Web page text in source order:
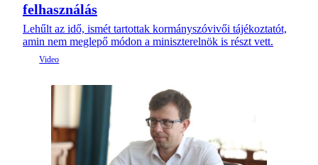
felhasználás
Lehűlt az idő, ismét tartottak kormányszóvivői tájékoztatót,
amin nem meglepő módon a miniszterelnök is részt vett.